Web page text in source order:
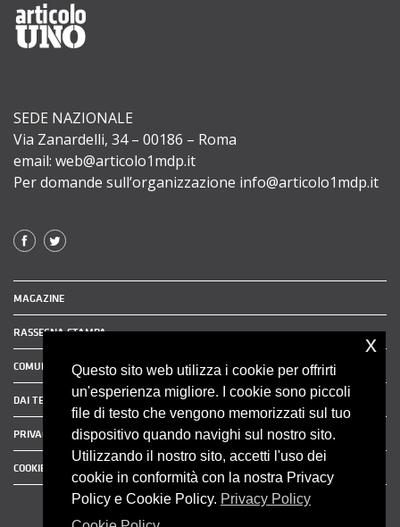
SEDE NAZIONALE
Via Zanardelli, 34 – 00186 – Roma
email: web@articolo1mdp.it
Per domande sull’organizzazione info@articolo1mdp.it
MAGAZINE
RASSEGNA STAMPA
COMUNICATI STAMPA
DAI TERRITORI
PRIVACY POLICY
COOKIE POLICY
Questo sito web utilizza i cookie per offrirti
un'esperienza migliore. I cookie sono piccoli
file di testo che vengono memorizzati sul tuo
dispositivo quando navighi sul nostro sito.
Utilizzando il nostro sito, accetti l'uso dei
cookie in conformità con la nostra Privacy
Policy e Cookie Policy. Privacy Policy
x